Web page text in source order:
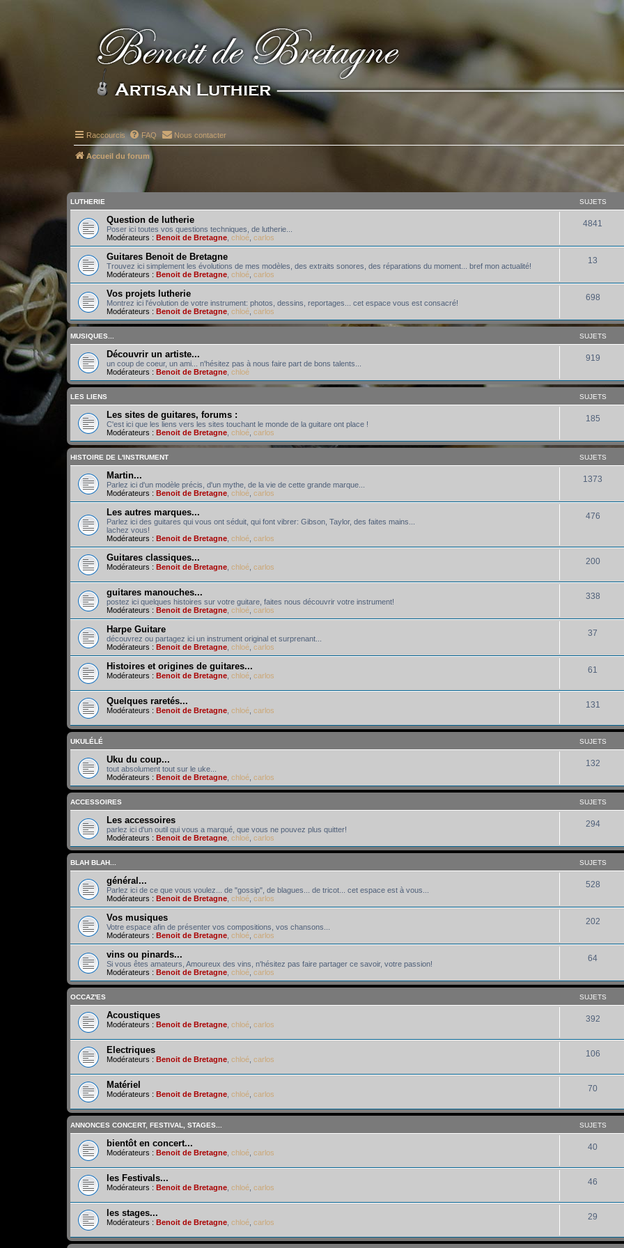
Raccourcis FAQ Nous contacter
Accueil du forum
LUTHERIE SUJETS
Question de lutherie
Poser ici toutes vos questions techniques, de lutherie...
Modérateurs : Benoit de Bretagne chloé carlos
4841
Guitares Benoit de Bretagne
Trouvez ici simplement les évolutions de mes modèles, des extraits sonores, des réparations du moment... bref mon actualité!
Modérateurs : Benoit de Bretagne chloé carlos
13
Vos projets lutherie
Montrez ici l'évolution de votre instrument: photos, dessins, reportages... cet espace vous est consacré!
Modérateurs : Benoit de Bretagne chloé carlos
698
MUSIQUES... SUJETS
Découvrir un artiste...
un coup de coeur, un ami... n'hésitez pas à nous faire part de bons talents...
Modérateurs : Benoit de Bretagne chloé
919
LES LIENS SUJETS
Les sites de guitares, forums :
C'est ici que les liens vers les sites touchant le monde de la guitare ont place !
Modérateurs : Benoit de Bretagne chloé carlos
185
HISTOIRE DE L'INSTRUMENT SUJETS
Martin...
Parlez ici d'un modèle précis, d'un mythe, de la vie de cette grande marque...
Modérateurs : Benoit de Bretagne chloé carlos
1373
Les autres marques...
Parlez ici des guitares qui vous ont séduit, qui font vibrer: Gibson, Taylor, des faites mains...
lachez vous!
Modérateurs : Benoit de Bretagne chloé carlos
476
Guitares classiques...
Modérateurs : Benoit de Bretagne chloé carlos
200
guitares manouches...
postez ici quelques histoires sur votre guitare, faites nous découvrir votre instrument!
Modérateurs : Benoit de Bretagne chloé carlos
338
Harpe Guitare
découvrez ou partagez ici un instrument original et surprenant...
Modérateurs : Benoit de Bretagne chloé carlos
37
Histoires et origines de guitares...
Modérateurs : Benoit de Bretagne chloé carlos
61
Quelques raretés...
Modérateurs : Benoit de Bretagne chloé carlos
131
UKULÉLÉ SUJETS
Uku du coup...
tout absolument tout sur le uke...
Modérateurs : Benoit de Bretagne chloé carlos
132
ACCESSOIRES SUJETS
Les accessoires
parlez ici d'un outil qui vous a marqué, que vous ne pouvez plus quitter!
Modérateurs : Benoit de Bretagne chloé carlos
294
BLAH BLAH... SUJETS
général...
Parlez ici de ce que vous voulez... de "gossip", de blagues... de tricot... cet espace est à vous...
Modérateurs : Benoit de Bretagne chloé carlos
528
Vos musiques
Votre espace afin de présenter vos compositions, vos chansons...
Modérateurs : Benoit de Bretagne chloé carlos
202
vins ou pinards...
Si vous êtes amateurs, Amoureux des vins, n'hésitez pas faire partager ce savoir, votre passion!
Modérateurs : Benoit de Bretagne chloé carlos
64
OCCAZ'ES SUJETS
Acoustiques
Modérateurs : Benoit de Bretagne chloé carlos
392
Electriques
Modérateurs : Benoit de Bretagne chloé carlos
106
Matériel
Modérateurs : Benoit de Bretagne chloé carlos
70
ANNONCES CONCERT, FESTIVAL, STAGES... SUJETS
bientôt en concert...
Modérateurs : Benoit de Bretagne chloé carlos
40
les Festivals...
Modérateurs : Benoit de Bretagne chloé carlos
46
les stages...
Modérateurs : Benoit de Bretagne chloé carlos
29